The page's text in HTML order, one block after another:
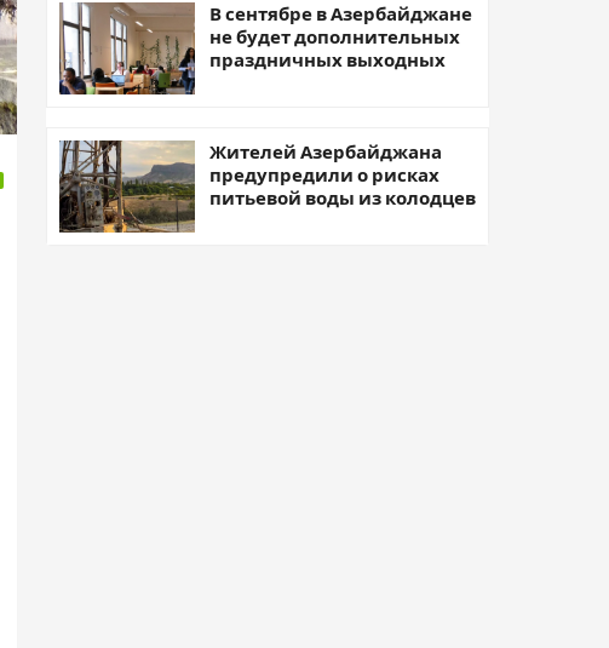
В сентябре в Азербайджане
не будет дополнительных
праздничных выходных
Жителей Азербайджана
предупредили о рисках
питьевой воды из колодцев